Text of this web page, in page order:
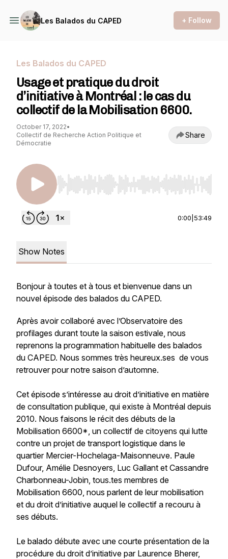
Les Balados du CAPED + Follow
Les Balados du CAPED
Usage et pratique du droit
d’initiative à Montréal : le cas du
collectif de la Mobilisation 6600.
October 17, 2022•
Collectif de Recherche Action Politique et
Démocratie
Share
Use Left/Right to seek, Home/End to jump to
0:00 53:49
Show Notes
Bonjour à toutes et à tous et bienvenue dans un
nouvel épisode des balados du CAPED.
Après avoir collaboré avec l’Observatoire des
profilages durant toute la saison estivale, nous
reprenons la programmation habituelle des balados
du CAPED. Nous sommes très heureux.ses de vous
retrouver pour notre saison d’automne.
Cet épisode s’intéresse au droit d’initiative en matière
de consultation publique, qui existe à Montréal depuis
2010. Nous faisons le récit des débuts de la
Mobilisation 6600*, un collectif de citoyens qui lutte
contre un projet de transport logistique dans le
quartier Mercier-Hochelaga-Maisonneuve. Paule
Dufour, Amélie Desnoyers, Luc Gallant et Cassandre
Charbonneau-Jobin, tous.tes membres de
Mobilisation 6600, nous parlent de leur mobilisation
et du droit d’initiative auquel le collectif a recouru à
ses débuts.
Le balado débute avec une courte présentation de la
procédure du droit d’initiative par Laurence Bherer,